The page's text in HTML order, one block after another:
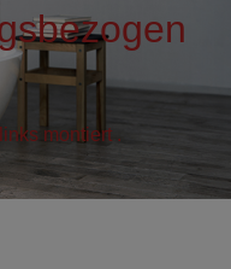
montiert .